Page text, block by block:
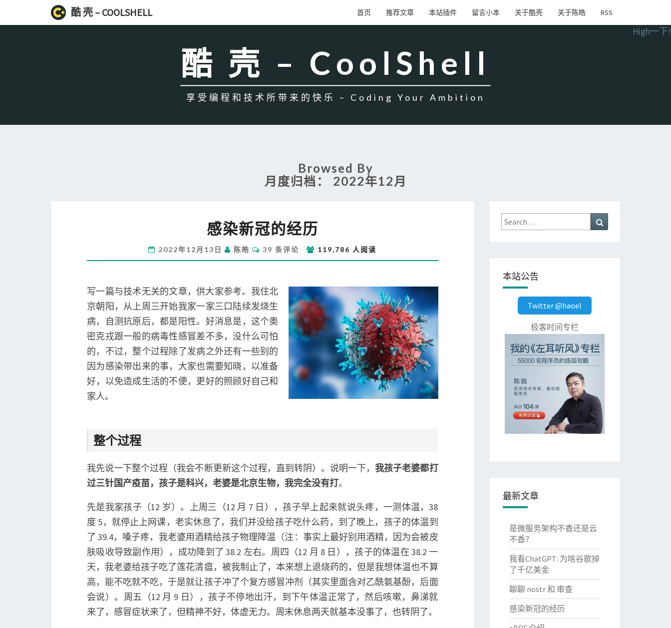
酷 壳 – COOLSHELL 首页 推荐文章 本站插件 留言小本 关于酷壳 关于陈皓 RSS
High一下!
酷 壳 – CoolShell
享受编程和技术所带来的快乐 – Coding Your Ambition
Browsed By
月度归档： 2022年12月
染
冠
历
感染新冠的经历
2022年12月13日 陈皓
评
论
39 条评论 119,786 人阅读
写一篇与技术无关的文章，供大家参考。我住北
京朝阳，从上周三开始我家一家三口陆续发烧生
病，自测抗原后，都是阳性。好消息是，这个奥
密克戎跟一般的病毒性感冒差不多，没什么可怕
的，不过，整个过程除了发病之外还有一些别的
因为感染带出来的事，大家也需要知晓，以准备
好，以免造成生活的不便，更好的照顾好自己和
家人。
整个过程
我先说一下整个过程（我会不断更新这个过程，直到转阴）。说明一下，我孩子老婆都打
过三针国产疫苗，孩子是科兴，老婆是北京生物，我完全没有打。
先是我家孩子（12 岁）。上周三（12 月 7 日），孩子早上起来就说头疼，一测体温，38
度 5，就停止上网课，老实休息了，我们并没给孩子吃什么药，到了晚上，孩子的体温到
了 39.4，嗓子疼，我老婆用酒精给孩子物理降温（注：事实上最好别用酒精，因为会被皮
肤吸收导致副作用），成功降到了 38.2 左右。周四（12 月 8 日），孩子的体温在 38.2 一
天，我老婆给孩子吃了莲花清瘟，被我制止了，本来想上退烧药的，但是我想体温也不算
高，能不吃就不吃，于是就让孩子冲了个复方感冒冲剂（其实里面含对乙酰氨基酚，后面
会说）。周五（12 月 9 日），孩子不停地出汗，到下午体温正常了，然后咳嗽，鼻涕就
来了，感冒症状来了，但精神不好，体虚无力。周末休息两天就基本没事了，也转阴了。
Search
for:
本站公告
Twitter @haoel
极客时间专栏
最新文章
是微服务架构不香还是云
不香？
我看ChatGPT: 为啥谷歌掉
了千亿美金
聊聊 nostr 和 审查
感染新冠的经历